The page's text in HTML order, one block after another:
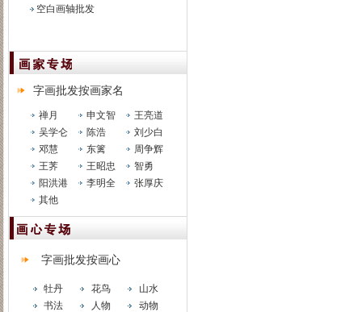
空白画轴批发
字画批发按画家名
禅月 申文智
王亮道
吴学仑
陈浩
刘少白
邓慧
东篱
周争辉
王荠
王昭忠
智勇
阳洪港
李明全
张厚庆
其他
字画批发按画心
牡丹 花鸟
山水
书法
人物
动物